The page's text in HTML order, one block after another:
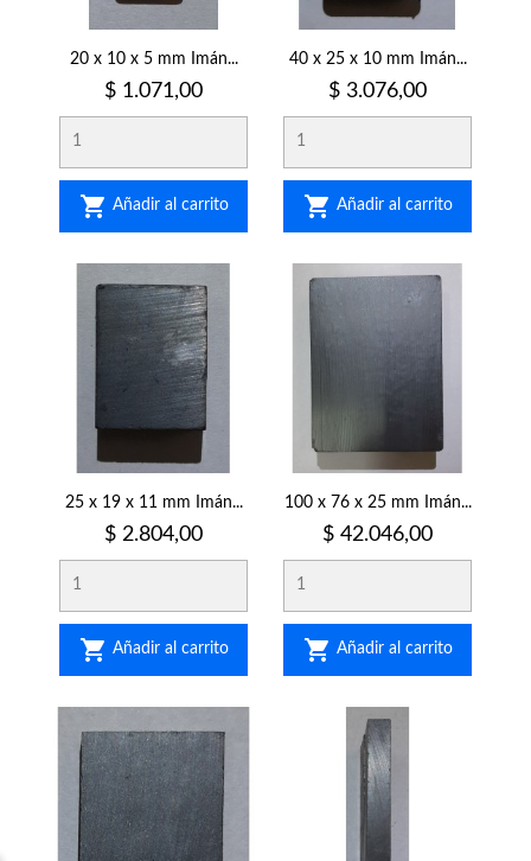
20 x 10 x 5 mm Imán...
Precio
$ 1.071,00
 Añadir al carrito
40 x 25 x 10 mm Imán...
Precio
$ 3.076,00
 Añadir al carrito
25 x 19 x 11 mm Imán...
Precio
$ 2.804,00
 Añadir al carrito
100 x 76 x 25 mm Imán...
Precio
$ 42.046,00
 Añadir al carrito